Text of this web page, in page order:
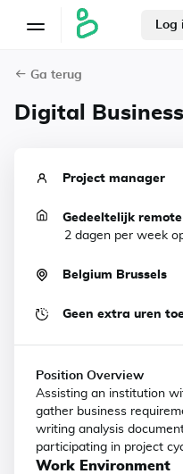
Log
Ga terug
Digital
Project manager
Gedeeltelijk remote
2 dagen per week
Belgium Brussels
Geen extra uren
Position Overview
Assisting an institution
gather business
writing analysis
participating in project
Work Environment